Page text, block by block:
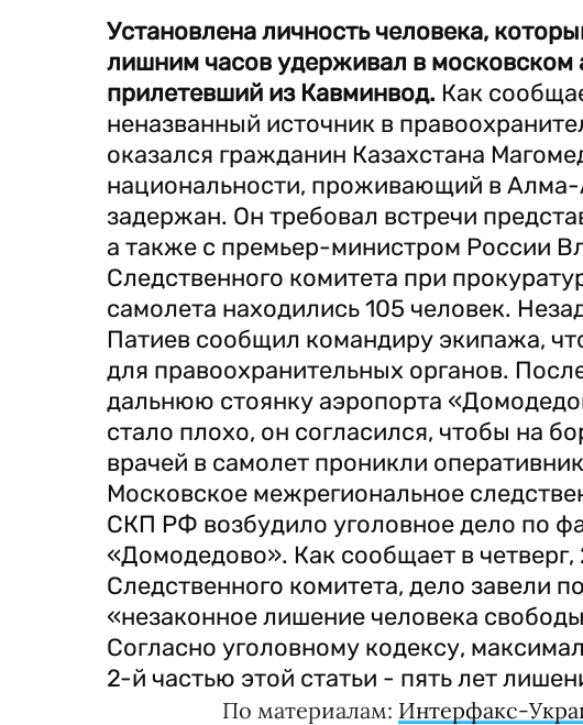
Установлена личность человека,
лишним часов удерживал в
прилетевший из Кавминвод. Как
неназванный источник в
оказался гражданин Казахстана
национальности, проживающий в
задержан. Он требовал встречи
а также с премьер-министром России
Следственного комитета при
самолета находились 105 человек.
Патиев сообщил командиру экипажа,
для правоохранительных органов.
дальнюю стоянку аэропорта
стало плохо, он согласился, чтобы на
врачей в самолет проникли
Московское межрегиональное
СКП РФ возбудило уголовное дело по
«Домодедово». Как сообщает в
Следственного комитета, дело завели
«незаконное лишение человека
Согласно уголовному кодексу,
2-й частью этой статьи - пять лет
По материалам: Интерфакс-